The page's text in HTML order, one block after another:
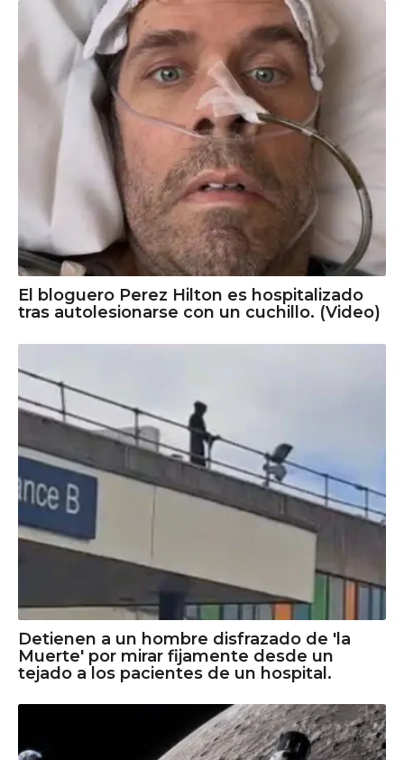
El bloguero Perez Hilton es hospitalizado
tras autolesionarse con un cuchillo. (Video)
Detienen a un hombre disfrazado de 'la
Muerte' por mirar fijamente desde un
tejado a los pacientes de un hospital.